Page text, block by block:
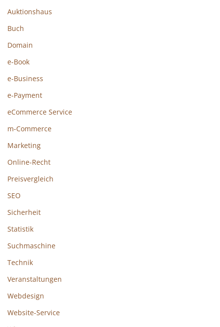
Auktionshaus
Buch
Domain
e-Book
e-Business
e-Payment
eCommerce Service
m-Commerce
Marketing
Online-Recht
Preisvergleich
SEO
Sicherheit
Statistik
Suchmaschine
Technik
Veranstaltungen
Webdesign
Website-Service